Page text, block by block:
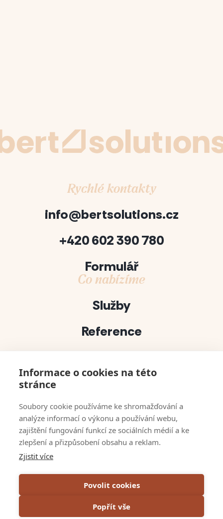
Informace o cookies na této
stránce
Soubory cookie používáme ke shromažďování a
analýze informací o výkonu a používání webu,
zajištění fungování funkcí ze sociálních médií a ke
zlepšení a přizpůsobení obsahu a reklam.
Zjistit více
Povolit cookies
Popřít vše
Rychlé kontakty
info@bertsolutions.cz
+420 602 390 780
Formulář
Co nabízíme
Služby
Reference
Kontakty
Napsali o nás
VOP
GDPR & Cookies